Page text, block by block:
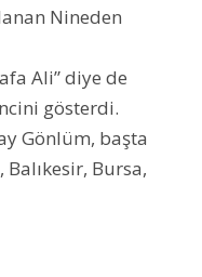
Nineden
Ali” diye de
gösterdi.
Gönlüm, başta
Bursa,